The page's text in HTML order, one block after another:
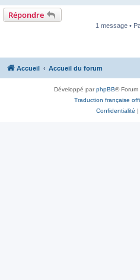
u
Répondre
1 message •
Accueil Accueil du forum
Développé parphpBB® Forum
Traduction française
Confidentialité |